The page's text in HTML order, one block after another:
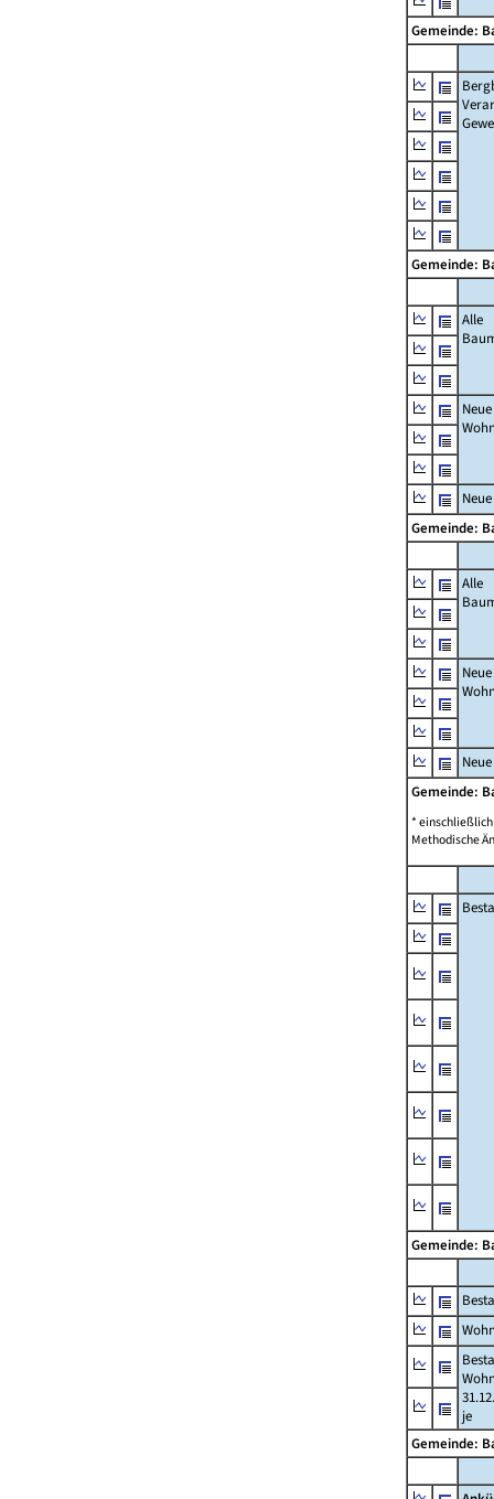
Gemeinde:
Gemeinde:
Alle
Neue
Gemeinde:
Alle
Neue
Gemeinde:
*
Methodische
Gemeinde:
je
Gemeinde: